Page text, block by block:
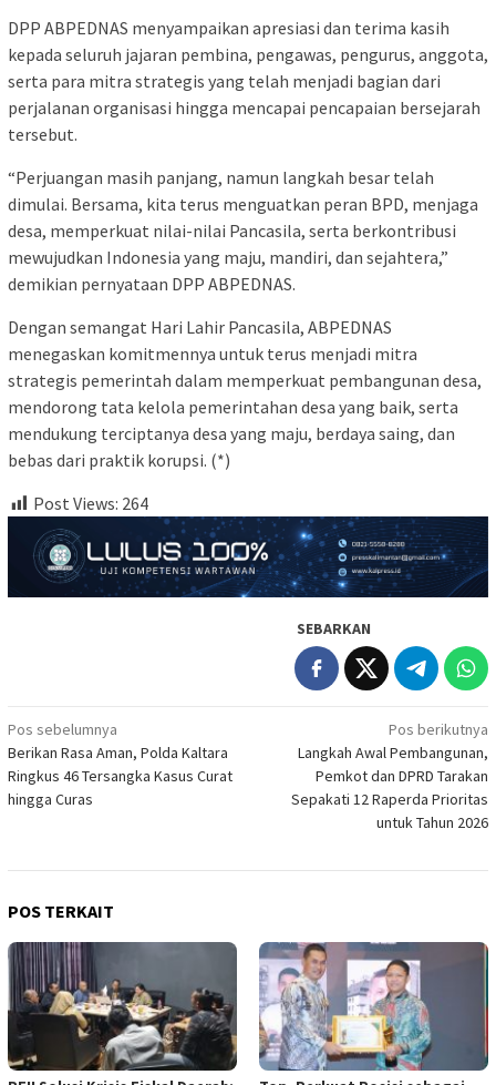
DPP ABPEDNAS menyampaikan apresiasi dan terima kasih
kepada seluruh jajaran pembina, pengawas, pengurus, anggota,
serta para mitra strategis yang telah menjadi bagian dari
perjalanan organisasi hingga mencapai pencapaian bersejarah
tersebut.
“Perjuangan masih panjang, namun langkah besar telah
dimulai. Bersama, kita terus menguatkan peran BPD, menjaga
desa, memperkuat nilai-nilai Pancasila, serta berkontribusi
mewujudkan Indonesia yang maju, mandiri, dan sejahtera,”
demikian pernyataan DPP ABPEDNAS.
Dengan semangat Hari Lahir Pancasila, ABPEDNAS
menegaskan komitmennya untuk terus menjadi mitra
strategis pemerintah dalam memperkuat pembangunan desa,
mendorong tata kelola pemerintahan desa yang baik, serta
mendukung terciptanya desa yang maju, berdaya saing, dan
bebas dari praktik korupsi. (*)
Post Views: 264
SEBARKAN
Navigasi
pos
Pos sebelumnya
Berikan Rasa Aman, Polda Kaltara
Ringkus 46 Tersangka Kasus Curat
hingga Curas
Pos berikutnya
Langkah Awal Pembangunan,
Pemkot dan DPRD Tarakan
Sepakati 12 Raperda Prioritas
untuk Tahun 2026
POS TERKAIT